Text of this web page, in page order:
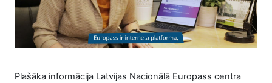
Video
Plašāka informācija Latvijas Nacionālā Europass centra